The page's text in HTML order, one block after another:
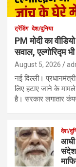
ट्रेंडिंग देश/दुनिया
PM मोदी का
सवाल, एल्गोरिद्म
August 5, 2026
नई दिल्ली।
लिए हटाए जाने के
है। सरकार लगातार
देश/
आधी